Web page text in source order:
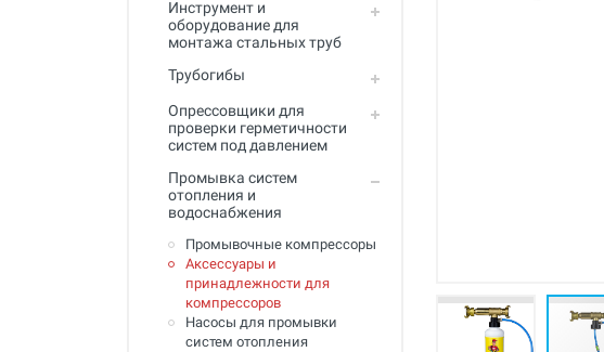
Промывка систем отопления и
водоснабжения
Техника для алмазного
сверления, инструмент
Муфты ремонтные (хомуты) для
труб
Гидродинамические машины
для промывки труб
Машины и инструмент для
прочистки труб
Ручной инструмент
Труборезы и ножницы для труб
Инструмент и
оборудование для
монтажа стальных труб
Трубогибы
Опрессовщики для
проверки герметичности
систем под давлением
Промывка систем
отопления и
водоснабжения
Промывочные компрессоры
Аксессуары и
принадлежности для
компрессоров
Насосы для промывки
систем отопления